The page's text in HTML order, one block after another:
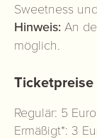
Sweetness
Hinweis: An
möglich.
Ticketpreise
Regulär: 5 Euro
Ermäßigt*: 3